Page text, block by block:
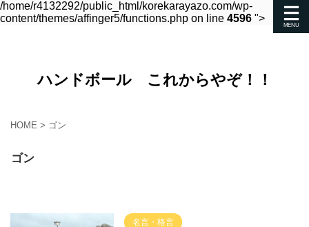
/home/r4132292/public_html/korekarayazo.com/wp-
content/themes/affinger5/functions.php on line 4596 ">
ハンドボール これからやぞ！！
HOME > ゴン
ゴン
名言・格言